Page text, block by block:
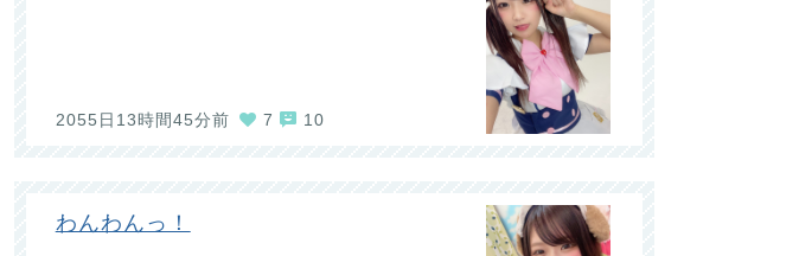
2055日13時間45分前 7 10
わんわんっ！